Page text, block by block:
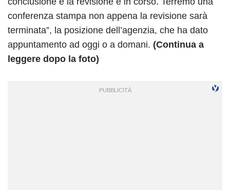
conferenza stampa non appena la revisione sarà
terminata”, la posizione dell’agenzia, che ha dato
appuntamento ad oggi o a domani. (Continua a
leggere dopo la foto)